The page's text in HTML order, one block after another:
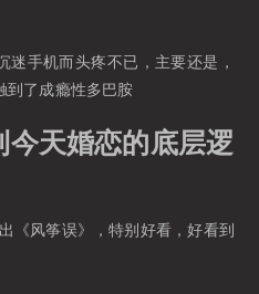
手机而头疼不已，主要还是，
到了成瘾性多巴胺
天婚恋的底层逻
《风筝误》，特别好看，好看到